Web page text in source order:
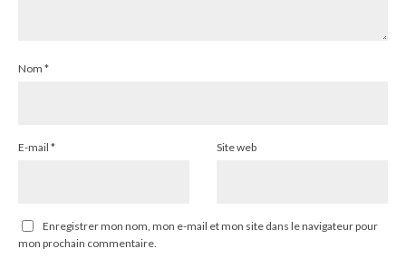
Nom *
E-mail * Site web
Enregistrer mon nom, mon e-mail et mon site dans le navigateur pour
mon prochain commentaire.